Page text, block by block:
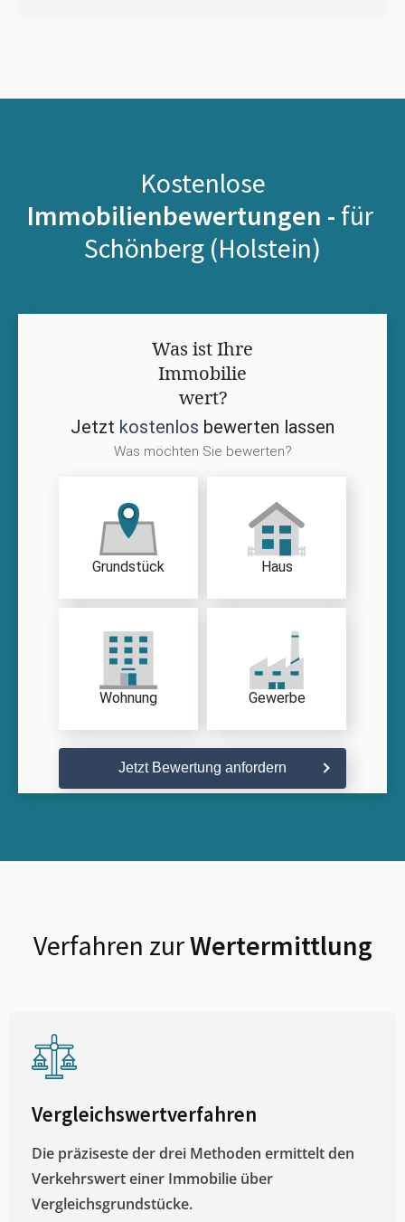
Kostenlose
Immobilienbewertungen - für
Schönberg (Holstein)
Was ist Ihre
Immobilie
wert?
Jetzt kostenlos bewerten lassen
Was möchten Sie bewerten?
Grundstück Haus
Wohnung Gewerbe
Jetzt Bewertung anfordern
Verfahren zurWertermittlung
Vergleichswertverfahren
Die präziseste der drei Methoden ermittelt den
Verkehrswert einer Immobilie über
Vergleichsgrundstücke.